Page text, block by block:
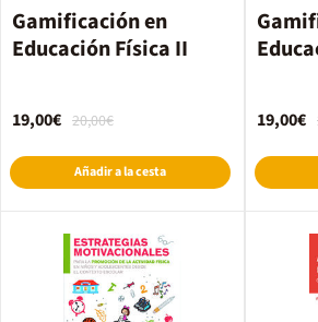
Gamificación en
Educación Física II
20,00€
19,00€
Añadir a la cesta
19,00€